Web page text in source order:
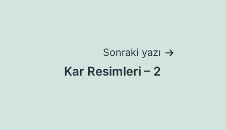
Sonraki yazı
Kar Resimleri – 2